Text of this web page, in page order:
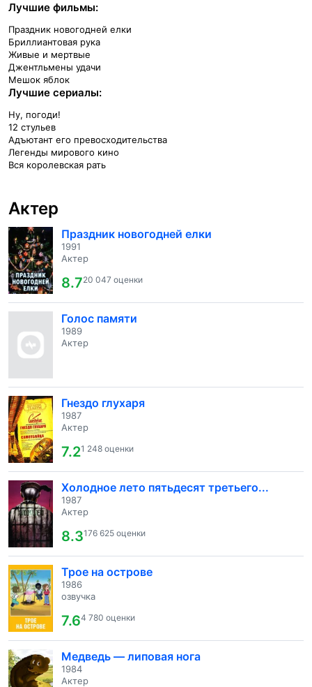
Лучшие фильмы:
Праздник новогодней елки
Бриллиантовая рука
Живые и мертвые
Джентльмены удачи
Мешок яблок
Лучшие сериалы:
Ну, погоди!
12 стульев
Адъютант его превосходительства
Легенды мирового кино
Вся королевская рать
Актер
Праздник новогодней елки
1991
Актер
8.720 047 оценки
Голос памяти
1989
Актер
Гнездо глухаря
1987
Актер
7.21 248 оценки
Холодное лето пятьдесят третьего...
1987
Актер
8.3176 625 оценки
Трое на острове
1986
озвучка
7.64 780 оценки
Медведь — липовая нога
1984
Актер